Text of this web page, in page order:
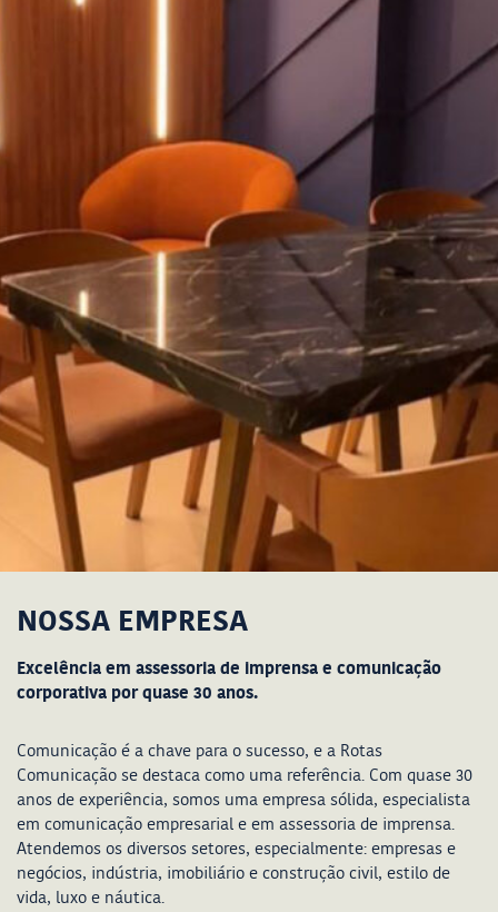
NOSSA EMPRESA
Excelência em assessoria de imprensa e comunicação
corporativa por quase 30 anos.
Comunicação é a chave para o sucesso, e a Rotas
Comunicação se destaca como uma referência. Com quase 30
anos de experiência, somos uma empresa sólida, especialista
em comunicação empresarial e em assessoria de imprensa.
Atendemos os diversos setores, especialmente: empresas e
negócios, indústria, imobiliário e construção civil, estilo de
vida, luxo e náutica.